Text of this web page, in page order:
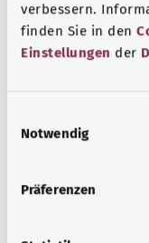
verbessern.
finden Sie in den
Einstellungen der
Notwendig
Präferenzen